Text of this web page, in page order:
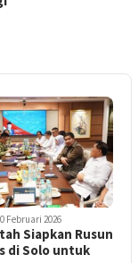
Februari 2026
Siapkan Rusun
di Solo untuk